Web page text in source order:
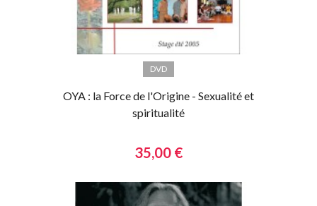
DVD
OYA : la Force de l'Origine - Sexualité et
spiritualité
35,00 €